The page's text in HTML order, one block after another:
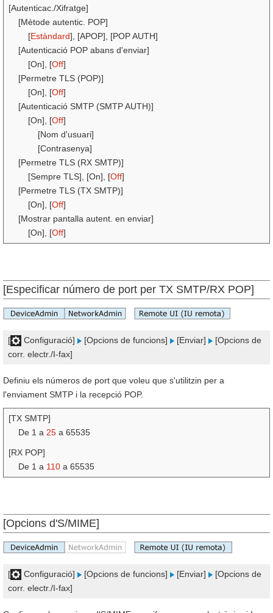
[Autenticac./Xifratge]
[Mètode autentic. POP]
[Estàndard], [APOP], [POP AUTH]
[Autenticació POP abans d'enviar]
[On], [Off]
[Permetre TLS (POP)]
[On], [Off]
[Autenticació SMTP (SMTP AUTH)]
[On], [Off]
[Nom d'usuari]
[Contrasenya]
[Permetre TLS (RX SMTP)]
[Sempre TLS], [On], [Off]
[Permetre TLS (TX SMTP)]
[On], [Off]
[Mostrar pantalla autent. en enviar]
[On], [Off]
[Especificar número de port per TX SMTP/RX POP]
[ Configuració] [Opcions de funcions] [Enviar]
[Opcions de
corr. electr./I-fax]
Definiu els números de port que voleu que s'utilitzin per a
l'enviament SMTP i la recepció POP.
[TX SMTP]
De 1 a 25 a 65535
[RX POP]
De 1 a 110 a 65535
[Opcions d'S/MIME]
[ Configuració] [Opcions de funcions] [Enviar]
[Opcions de
corr. electr./I-fax]